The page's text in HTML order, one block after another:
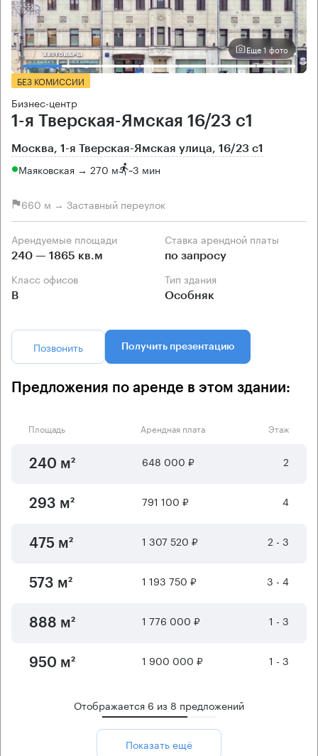
Еще 1 фото
БЕЗ КОМИССИИ
Бизнес-центр
1-я Тверская-Ямская 16/23 с1
Москва, 1-я Тверская-Ямская улица, 16/23 с1
Маяковская → 270 м ~3 мин
660 м → Заставный переулок
Арендуемые площади
240 — 1865 кв.м
Ставка арендной платы
по запросу
Класс офисов
B
Тип здания
Особняк
Позвонить Получить презентацию
Предложения по аренде в этом здании:
Площадь Арендная плата Этаж
240 м² 648 000 ₽ 2
293 м² 791 100 ₽ 4
475 м² 1 307 520 ₽ 2 - 3
573 м² 1 193 750 ₽ 3 - 4
888 м² 1 776 000 ₽ 1 - 3
950 м² 1 900 000 ₽ 1 - 3
Отображается 6 из 8 предложений
Показать ещё